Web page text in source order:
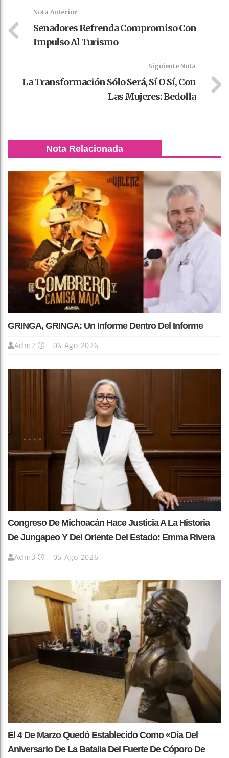
Nota Anterior
Senadores Refrenda Compromiso Con
Impulso Al Turismo
Siguiente Nota
La Transformación Sólo Será, Sí O Sí, Con
Las Mujeres: Bedolla
Nota Relacionada
GRINGA, GRINGA: Un Informe Dentro Del Informe
Adm2 06 Ago 2026
Congreso De Michoacán Hace Justicia A La Historia
De Jungapeo Y Del Oriente Del Estado: Emma Rivera
Adm3 05 Ago 2026
El 4 De Marzo Quedó Establecido Como «Día Del
Aniversario De La Batalla Del Fuerte De Cóporo De